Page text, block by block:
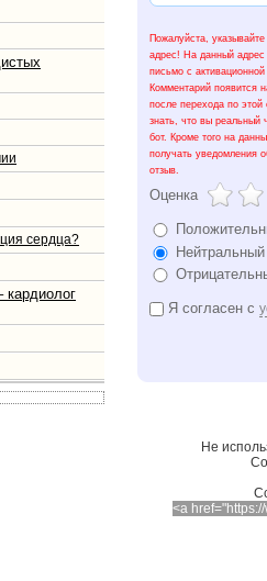
сердца?
кардиолог
Пожалуйста,
адрес! На данный адрес
письмо с
Комментарий появится
после перехода по
знать, что вы реальный
бот. Кроме того на
получать уведомления
отзыв.
Оценка
Я согласен с
Не
<a